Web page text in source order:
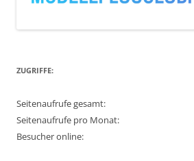
ZUGRIFFE:
Seitenaufrufe gesamt:
Seitenaufrufe pro Monat:
Besucher online: